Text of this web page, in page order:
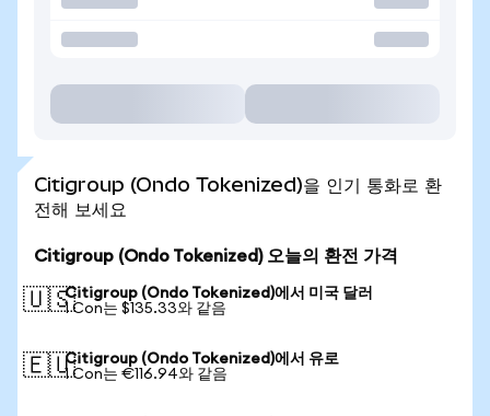
Citigroup (Ondo Tokenized)을 인기 통화로 환
전해 보세요
Citigroup (Ondo Tokenized) 오늘의 환전 가격
🇺🇸Citigroup (Ondo Tokenized)에서 미국 달러
1 Con는 $135.33와 같음
🇪🇺Citigroup (Ondo Tokenized)에서 유로
1 Con는 €116.94와 같음